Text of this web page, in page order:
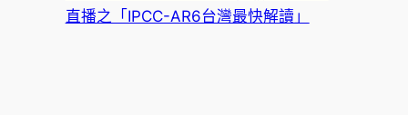
直播之「IPCC-AR6台灣最快解讀」